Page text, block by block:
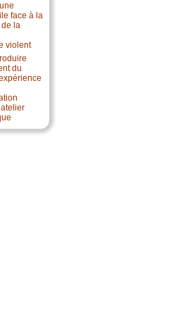
face à la
la
violent
du
atelier